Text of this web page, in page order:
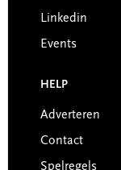
Linkedin
Events
HELP
Adverteren
Contact
Spelregels